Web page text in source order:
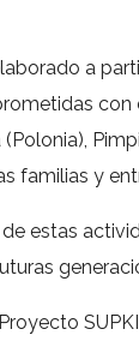
a
con
familias y
estas